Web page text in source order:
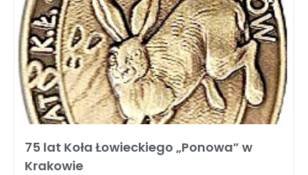
75 lat Koła Łowieckiego „Ponowa” w
Krakowie